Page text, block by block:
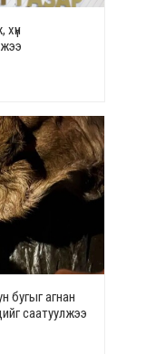
хүн
бугыг агнан
саатуулжээ